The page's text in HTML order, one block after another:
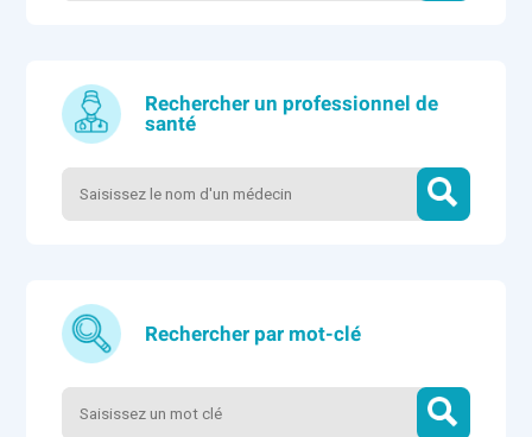
Rechercher un professionnel de
santé
Rechercher par mot-clé